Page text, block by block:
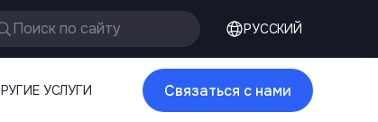
Поиск по сайту РУССКИЙ
УСЛУГИ Связаться с нами